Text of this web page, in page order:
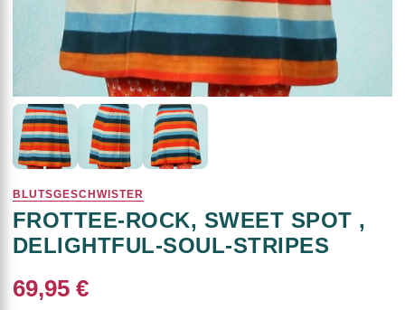
BLUTSGESCHWISTER
FROTTEE-ROCK, SWEET SPOT ,
DELIGHTFUL-SOUL-STRIPES
69,95 €